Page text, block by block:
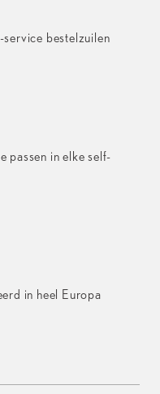
bestelzuilen
passen in elke self-
in heel Europa